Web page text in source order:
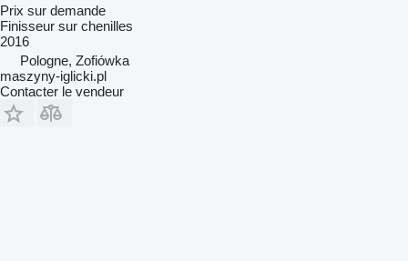
Prix sur demande
Finisseur sur chenilles
2016
Pologne, Zofiówka
maszyny-iglicki.pl
Contacter le vendeur